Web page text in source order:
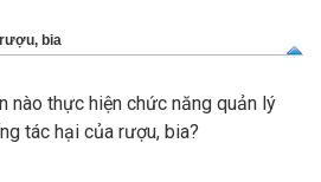
bia
nào thực hiện chức năng quản lý
tác hại của rượu, bia?